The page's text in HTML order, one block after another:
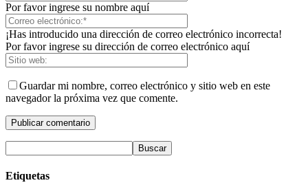
Por favor ingrese su nombre aquí
¡Has introducido una dirección de correo electrónico incorrecta!
Por favor ingrese su dirección de correo electrónico aquí
Guardar mi nombre, correo electrónico y sitio web en este
navegador la próxima vez que comente.
Etiquetas